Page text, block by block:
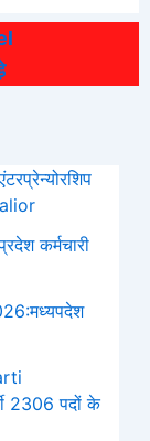
कर्मचारी
2306 पदों के